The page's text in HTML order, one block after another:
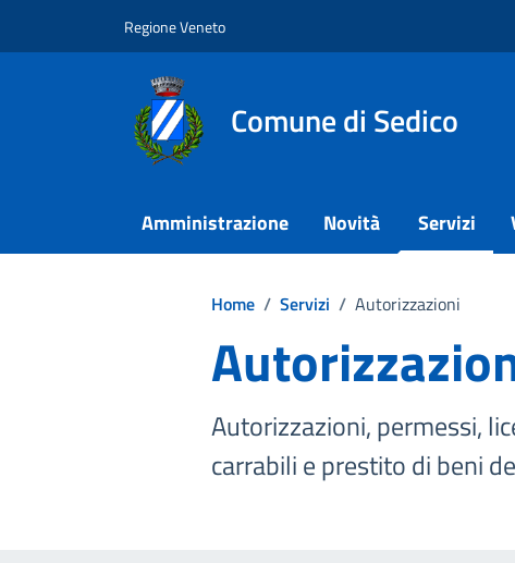
Regione Veneto
Comune di Sedico
Amministrazione Novità Servizi
Home / Servizi / Autorizzazioni
Autorizzazioni, permessi,
carrabili e prestito di beni